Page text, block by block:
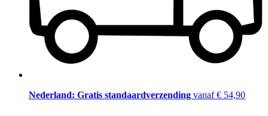
Nederland: Gratis standaardverzending vanaf € 54,90